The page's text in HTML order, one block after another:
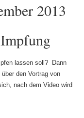
2013
lassen soll? Dann
den Vortrag von
nach dem Video wird